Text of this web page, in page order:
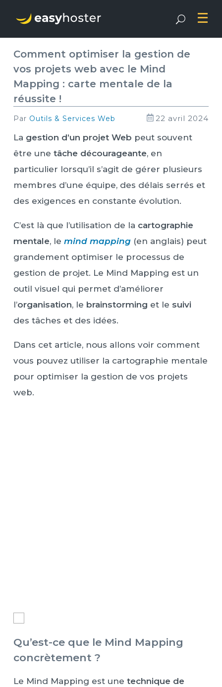
Comment optimiser la gestion de
vos projets web avec le Mind
Mapping : carte mentale de la
réussite !
par 22 avril 2024
Outils & Services Web
La gestion d’un projet Web peut souvent
être une tâche décourageante, en
particulier lorsqu’il s’agit de gérer plusieurs
membres d’une équipe, des délais serrés et
des exigences en constante évolution.
C’est là que l’utilisation de la cartographie
mentale, le mind mapping(en anglais) peut
grandement optimiser le processus de
gestion de projet. Le Mind Mapping est un
outil visuel qui permet d’améliorer
l’organisation, le brainstorming et le suivi
des tâches et des idées.
Dans cet article, nous allons voir comment
vous pouvez utiliser la cartographie mentale
pour optimiser la gestion de vos projets
web.
Qu’est-ce que le Mind Mapping
concrètement ?
Le Mind Mapping est une technique de